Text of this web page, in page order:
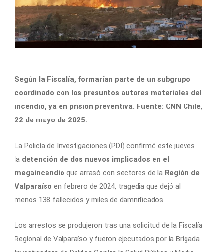
Según la Fiscalía, formarían parte de un subgrupo
coordinado con los presuntos autores materiales del
incendio, ya en prisión preventiva. Fuente: CNN Chile,
22 de mayo de 2025.
La Policía de Investigaciones (PDI) confirmó este jueves
la detención de dos nuevos implicados en el
megaincendio que arrasó con sectores de la Región de
Valparaíso en febrero de 2024, tragedia que dejó al
menos 138 fallecidos y miles de damnificados.
Los arrestos se produjeron tras una solicitud de la Fiscalía
Regional de Valparaíso y fueron ejecutados por la Brigada